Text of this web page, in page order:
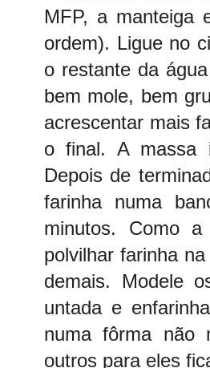
MFP, a
ordem). Ligue no
o restante da
bem mole, bem
acrescentar mais
o final. A massa
Depois de
farinha numa
minutos. Como
polvilhar farinha
demais. Modele
untada e
numa fôrma não
outros para eles